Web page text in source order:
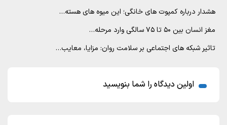
هشدار درباره کمپوت های خانگی؛ این میوه های هسته…
مغز انسان بین ۵۰ تا ۷۵ سالگی وارد مرحله…
تاثیر شبکه های اجتماعی بر سلامت روان: مزایا، معایب…
اولین دیدگاه را شما بنویسید